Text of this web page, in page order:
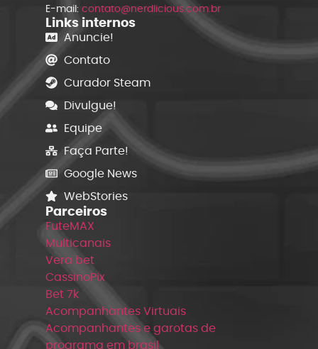
E-mail: contato@nerdlicious.com.br
Links internos
Anuncie!
Contato
Curador Steam
Divulgue!
Equipe
Faça Parte!
Google News
WebStories
Parceiros
FuteMAX
Multicanais
Vera bet
CassinoPix
Bet 7k
Acompanhantes Virtuais
Acompanhantes e garotas de
programa em brasil